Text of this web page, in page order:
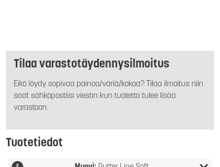
Tilaa varastotäydennysilmoitus
Eikö löydy sopivaa painoa/väriä/kokoa? Tilaa ilmoitus niin
saat sähköpostiisi viestin kun tuotetta tulee lisää
varastoon.
Tuotetiedot